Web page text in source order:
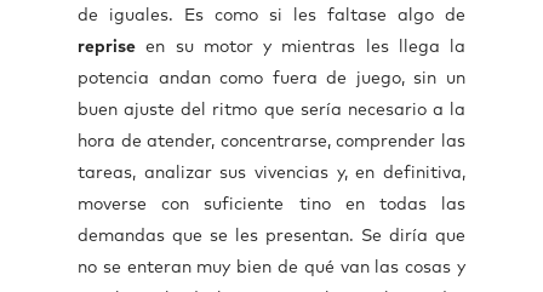
de iguales. Es como si les faltase algo de
reprise en su motor y mientras les llega la
potencia andan como fuera de juego, sin un
buen ajuste del ritmo que sería necesario a la
hora de atender, concentrarse, comprender las
tareas, analizar sus vivencias y, en definitiva,
moverse con suficiente tino en todas las
demandas que se les presentan. Se diría que
no se enteran muy bien de qué van las cosas y